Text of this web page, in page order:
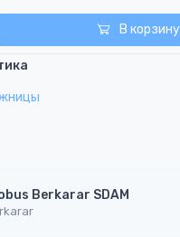
В корзину
Berkarar SDAM